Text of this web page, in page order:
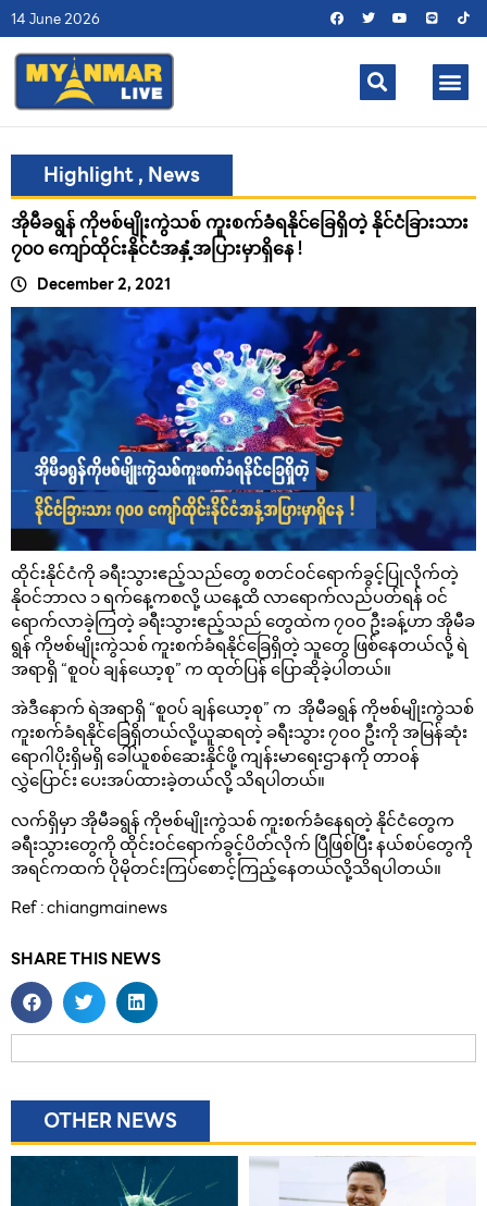
14 June 2026
Highlight, News
အိုမီခရွန် ကိုဗစ်မျိုးကွဲသစ် ကူးစက်ခံရနိုင်ခြေရှိတဲ့ နိုင်ငံခြားသား
၇၀၀ ကျော်ထိုင်းနိုင်ငံအနှံ့အပြားမှာရှိနေ !
December 2, 2021
ထိုင်းနိုင်ငံကို ခရီးသွားဧည့်သည်တွေ စတင်ဝင်ရောက်ခွင့်ပြုလိုက်တဲ့
နိုဝင်ဘာလ ၁ ရက်နေ့ကစလို့ ယနေ့ထိ လာရောက်လည်ပတ်ရန် ဝင်
ရောက်လာခဲ့ကြတဲ့ ခရီးသွားဧည့်သည် တွေထဲက ၇၀၀ ဦးခန့်ဟာ အိုမီခ
ရွန် ကိုဗစ်မျိုးကွဲသစ် ကူးစက်ခံရနိုင်ခြေရှိတဲ့ သူတွေ ဖြစ်နေတယ်လို့ ရဲ
အရာရှိ “စူဝပ် ချန်ယော့စု” က ထုတ်ပြန် ပြောဆိုခဲ့ပါတယ်။
အဲဒီနောက် ရဲအရာရှိ “စူဝပ် ချန်ယော့စု” က အိုမီခရွန် ကိုဗစ်မျိုးကွဲသစ်
ကူးစက်ခံရနိုင်ခြေရှိတယ်လို့ယူဆရတဲ့ ခရီးသွား ၇၀၀ ဦးကို အမြန်ဆုံး
ရောဂါပိုးရှိမရှိ ခေါ်ယူစစ်ဆေးနိုင်ဖို့ ကျန်းမာရေးဌာနကို တာဝန်
လွှဲပြောင်း ပေးအပ်ထားခဲ့တယ်လို့ သိရပါတယ်။
လက်ရှိမှာ အိုမီခရွန် ကိုဗစ်မျိုးကွဲသစ် ကူးစက်ခံနေရတဲ့ နိုင်ငံတွေက
ခရီးသွားတွေကို ထိုင်းဝင်ရောက်ခွင့်ပိတ်လိုက် ပြီဖြစ်ပြီး နယ်စပ်တွေကို
အရင်ကထက် ပိုမိုတင်းကြပ်စောင့်ကြည့်နေတယ်လို့သိရပါတယ်။
Ref : chiangmainews
SHARE THIS NEWS
OTHER NEWS